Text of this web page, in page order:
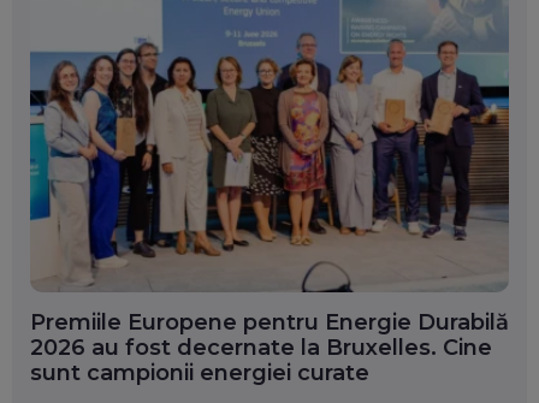
Premiile Europene pentru Energie Durabilă
2026 au fost decernate la Bruxelles. Cine
sunt campionii energiei curate